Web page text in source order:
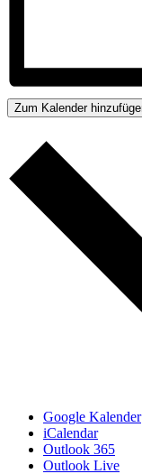
Zum Kalender
Google Kalender
iCalendar
Outlook 365
Outlook Live